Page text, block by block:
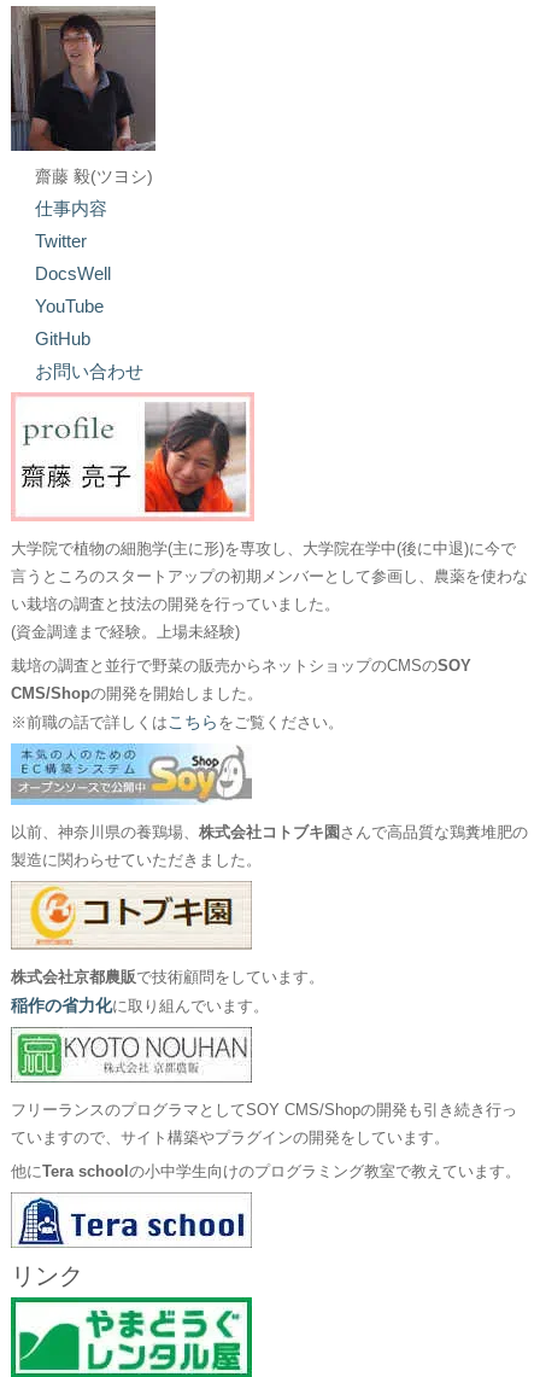
齋藤 毅(ツヨシ)
仕事内容
Twitter
DocsWell
YouTube
GitHub
お問い合わせ
大学院で植物の細胞学(主に形)を専攻し、大学院在学中(後に中退)に今で
言うところのスタートアップの初期メンバーとして参画し、農薬を使わな
い栽培の調査と技法の開発を行っていました。
(資金調達まで経験。上場未経験)
栽培の調査と並行で野菜の販売からネットショップのCMSのSOY
CMS/Shopの開発を開始しました。
※前職の話で詳しくはこちら をご覧ください。
以前、神奈川県の養鶏場、 株式会社コトブキ園 さんで高品質な鶏糞堆肥の
製造に関わらせていただきました。
株式会社京都農販で技術顧問をしています。
稲作の省力化に取り組んでいます。
フリーランスのプログラマとしてSOY CMS/Shopの開発も引き続き行っ
ていますので、サイト構築やプラグインの開発をしています。
他にTera school の小中学生向けのプログラミング教室で教えています。
リンク